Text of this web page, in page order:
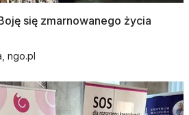
się zmarnowanego życia
ngo.pl